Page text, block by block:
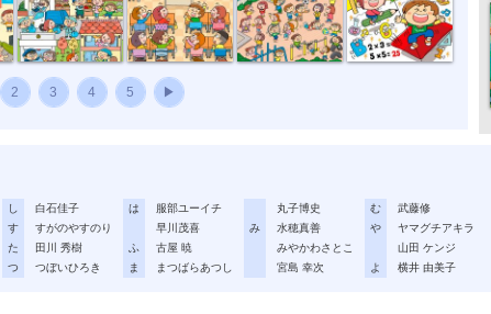
2 3 4 5 ▶
し
白石佳子
す
すがのやすのり
た
田川 秀樹
つ
つぼいひろき
は
服部ユーイチ
早川茂喜
ふ
古屋 暁
ま
まつばらあつし
丸子博史
み
水穂真善
みやかわさとこ
宮島 幸次
む
武藤修
や
ヤマグチアキラ
山田 ケンジ
よ
横井 由美子